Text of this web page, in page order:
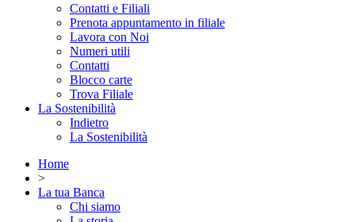
Contatti e Filiali
Prenota appuntamento in filiale
Lavora con Noi
Numeri utili
Contatti
Blocco carte
Trova Filiale
La Sostenibilità
Indietro
La Sostenibilità
Home
>
La tua Banca
Chi siamo